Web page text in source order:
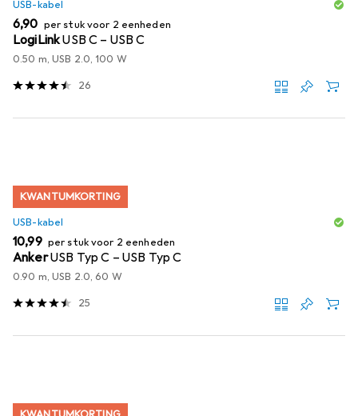
USB-kabel
EUR
6,90 per stuk voor 2 eenheden
LogiLinkUSB C – USB C
0.50 m, USB 2.0, 100 W
26
KWANTUMKORTING
USB-kabel
EUR
10,99 per stuk voor 2 eenheden
AnkerUSB Typ C – USB Typ C
0.90 m, USB 2.0, 60 W
25